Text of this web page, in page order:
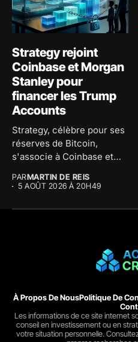
Strategy rejoint
Coinbase et Morgan
Stanley pour
financer les Trump
Accounts
Strategy, célèbre pour ses
réserves de Bitcoin,
s'associe à Coinbase et
PARMARTIN DE REIS
5 AOÛT 2026 À 20H49
À Propos De NousPolitique De
Les informations de ce site internet
conseil en investissement ou en
votre situation personnelle.